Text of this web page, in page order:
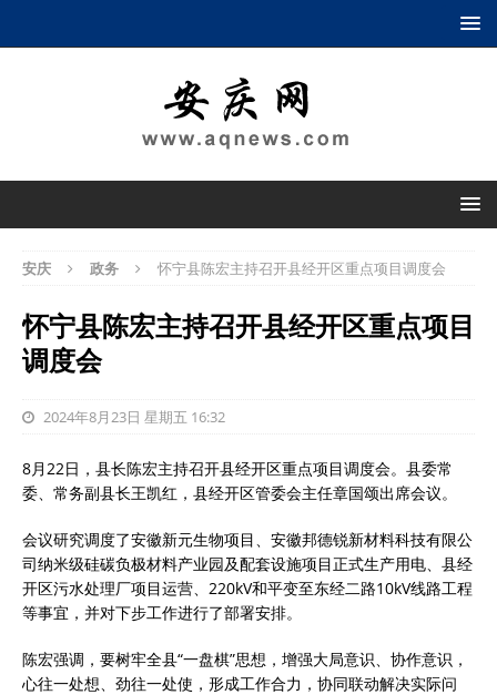
安庆 政务 怀宁县陈宏主持召开县经开区重点项目调度会
怀宁县陈宏主持召开县经开区重点项目
调度会
2024年8月23日 星期五 16:32
8月22日，县长陈宏主持召开县经开区重点项目调度会。县委常
委、常务副县长王凯红，县经开区管委会主任章国颂出席会议。
会议研究调度了安徽新元生物项目、安徽邦德锐新材料科技有限公
司纳米级硅碳负极材料产业园及配套设施项目正式生产用电、县经
开区污水处理厂项目运营、220kV和平变至东经二路10kV线路工程
等事宜，并对下步工作进行了部署安排。
陈宏强调，要树牢全县“一盘棋”思想，增强大局意识、协作意识，
心往一处想、劲往一处使，形成工作合力，协同联动解决实际问